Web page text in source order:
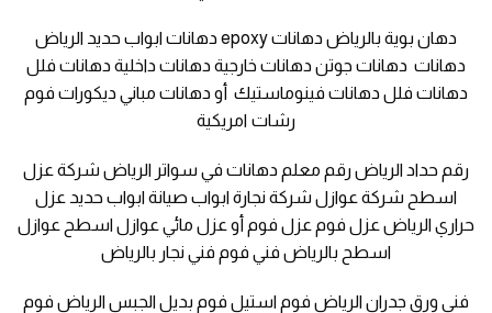
دهان بوية بالرياض دهانات epoxy دهانات ابواب حديد الرياض
دهانات دهانات جوتن دهانات خارجية دهانات داخلية دهانات فلل
دهانات فلل دهانات فينوماستيك أو دهانات مباني ديكورات فوم
رشات امريكية
رقم حداد الرياض رقم معلم دهانات في سواتر الرياض شركة عزل
اسطح شركة عوازل شركة نجارة ابواب صيانة ابواب حديد عزل
حراري الرياض عزل فوم عزل فوم أو عزل مائي عوازل اسطح عوازل
اسطح بالرياض فني فوم فني نجار بالرياض
فني ورق جدران الرياض فوم استيل فوم بديل الجبس الرياض فوم